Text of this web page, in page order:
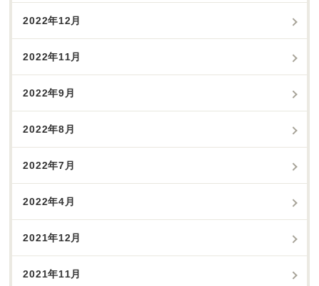
2022年12月
2022年11月
2022年9月
2022年8月
2022年7月
2022年4月
2021年12月
2021年11月